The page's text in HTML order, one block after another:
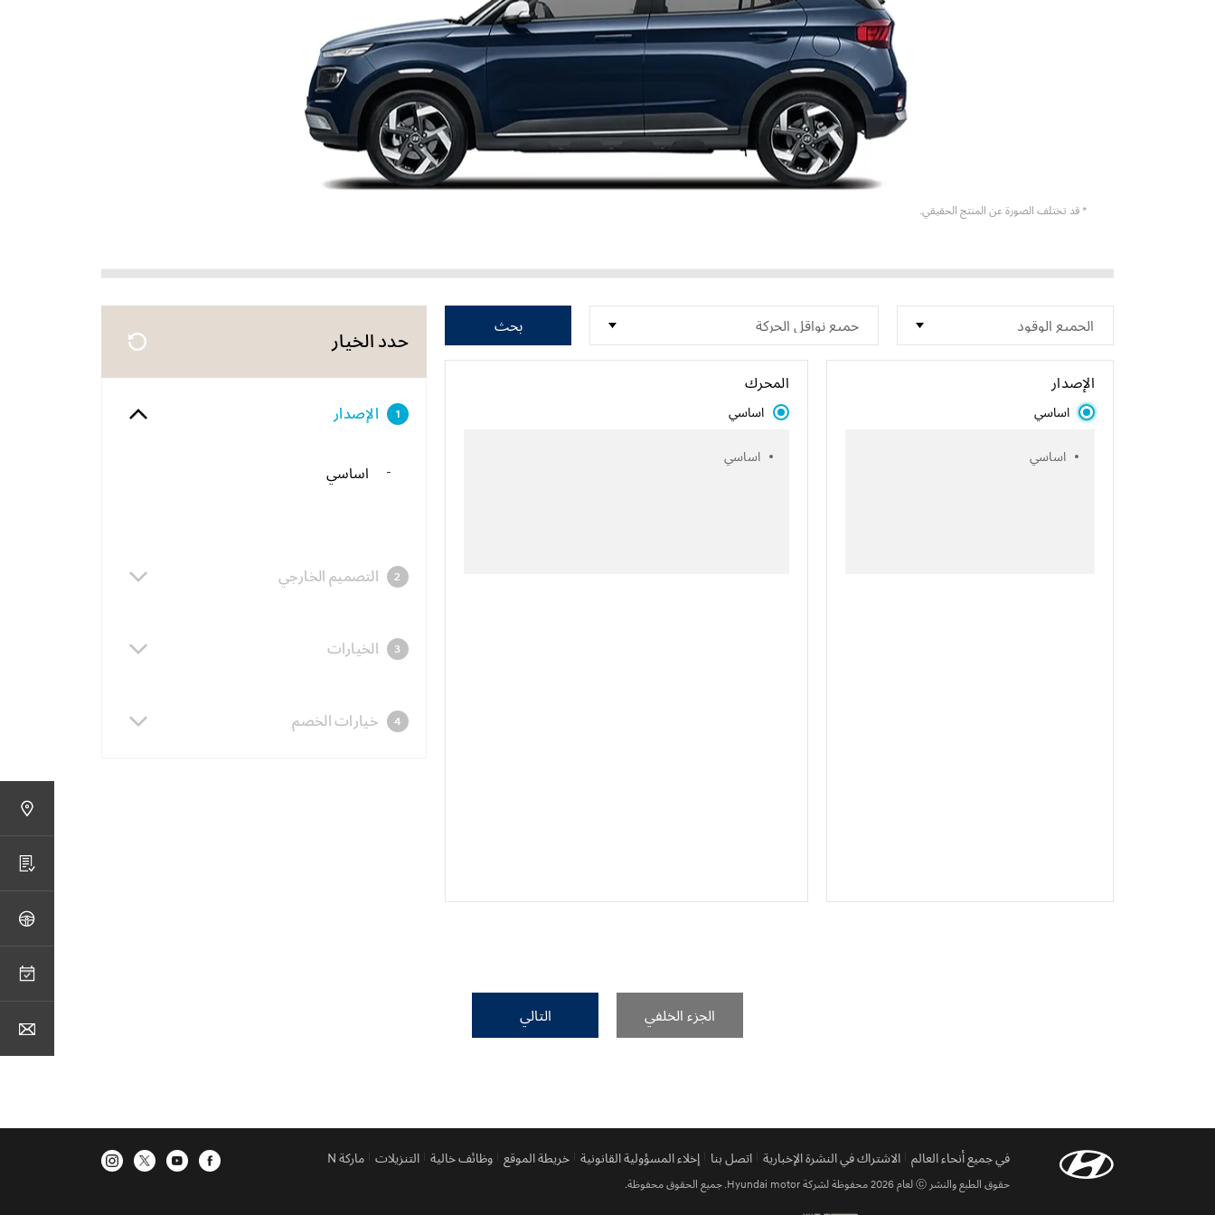
* قد تختلف الصورة عن المنتج الحقيقي.
بحث
الإصدار
اساسي
اساسي
المحرك
اساسي
اساسي
حدد الخيار
1 الإصدار
اساسي
2 التصميم الخارجي
3 الخيارات
4 خيارات الخصم
الجزء الخلفي التالي
في جميع أنحاء العالم الاشتراك في النشرة الإخبارية اتصل بنا إخلاء المسؤولية القانونية خريطة الموقع وظائف خالية التنزيلات ماركة N
حقوق الطبع والنشر ⓒ لعام 2026 محفوظة لشركة Hyundai motor. جميع الحقوق محفوظة.